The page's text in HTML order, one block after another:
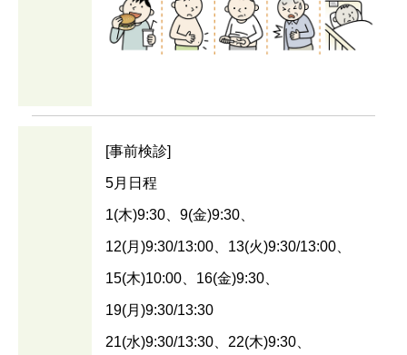
[事前検診]
5月日程
1(木)9:30、9(金)9:30、
12(月)9:30/13:00、13(火)9:30/13:00、
15(木)10:00、16(金)9:30、
19(月)9:30/13:30
21(水)9:30/13:30、22(木)9:30、